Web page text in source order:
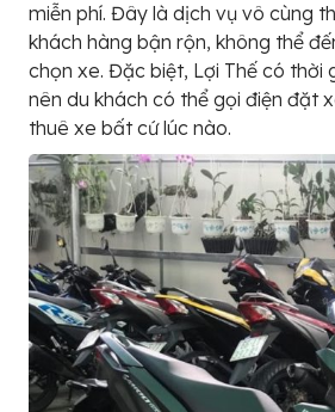
miễn phí. Đây là dịch vụ vô cùng
khách hàng bận rộn, không thể
chọn xe. Đặc biệt, Lợi Thế có thời
nên du khách có thể gọi điện đặt
thuê xe bất cứ lúc nào.